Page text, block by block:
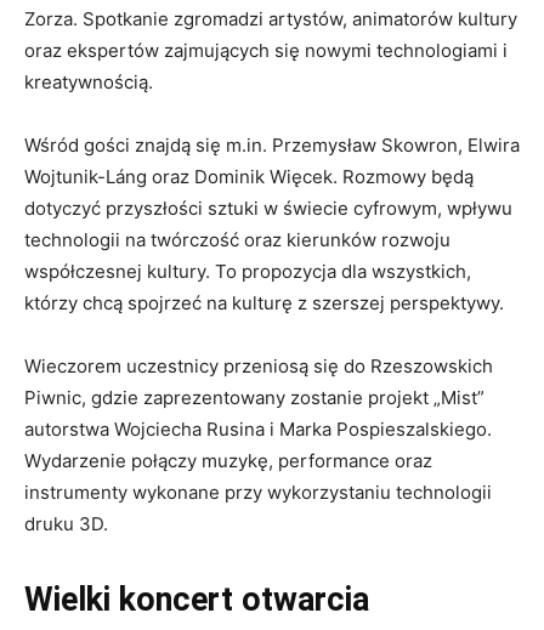
Zorza. Spotkanie zgromadzi artystów, animatorów kultury
oraz ekspertów zajmujących się nowymi technologiami i
kreatywnością.
Wśród gości znajdą się m.in. Przemysław Skowron, Elwira
Wojtunik-Láng oraz Dominik Więcek. Rozmowy będą
dotyczyć przyszłości sztuki w świecie cyfrowym, wpływu
technologii na twórczość oraz kierunków rozwoju
współczesnej kultury. To propozycja dla wszystkich,
którzy chcą spojrzeć na kulturę z szerszej perspektywy.
Wieczorem uczestnicy przeniosą się do Rzeszowskich
Piwnic, gdzie zaprezentowany zostanie projekt „Mist”
autorstwa Wojciecha Rusina i Marka Pospieszalskiego.
Wydarzenie połączy muzykę, performance oraz
instrumenty wykonane przy wykorzystaniu technologii
druku 3D.
Wielki koncert otwarcia